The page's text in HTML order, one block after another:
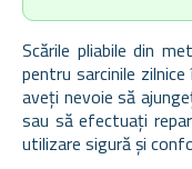
Scările pliabile din
pentru sarcinile
aveți nevoie să
sau să efectuați
utilizare sigură și